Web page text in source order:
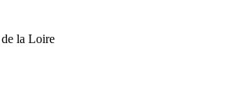
de la Loire